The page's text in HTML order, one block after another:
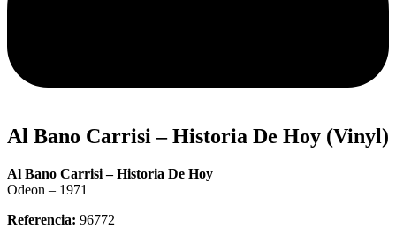
Al Bano Carrisi – Historia De Hoy (Vinyl)
Al Bano Carrisi – Historia De Hoy
Odeon – 1971
Referencia: 96772